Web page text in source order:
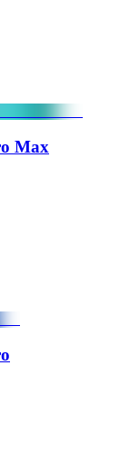
Max